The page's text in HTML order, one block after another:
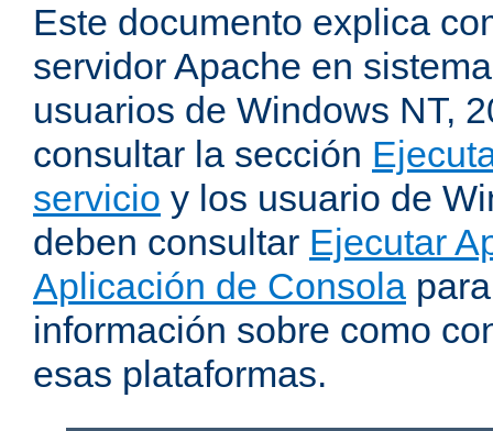
Este documento explica
servidor Apache en
usuarios de Windows NT,
consultar la sección
servicio y los usuario de
deben consultar Ejecutar
Aplicación de Consola
información sobre como
esas plataformas.